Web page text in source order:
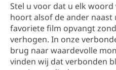
Stel u voor dat u elk
hoort alsof de ander
favoriete film opvangt
verhogen. In onze
brug naar waardevolle
vinden wij dat verbonden